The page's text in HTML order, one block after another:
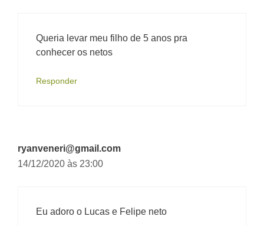
Queria levar meu filho de 5 anos pra
conhecer os netos
Responder
ryanveneri@gmail.com
14/12/2020 às 23:00
Eu adoro o Lucas e Felipe neto